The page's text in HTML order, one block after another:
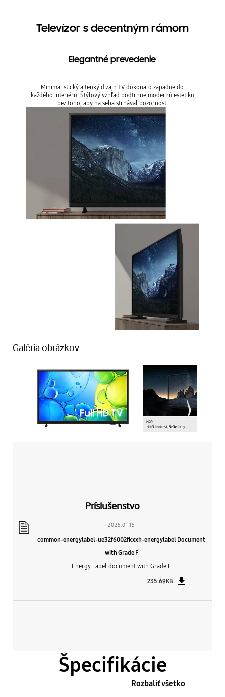
Televízor s decentným rámom
Elegantné prevedenie
Minimalistický a tenký dizajn TV dokonalo zapadne do
každého interiéru. Štýlový vzhľad podtrhne modernú estetiku
bez toho, aby na seba strhával pozornosť.
Galéria obrázkov
Príslušenstvo
2025.01.15
common-energylabel-ue32f6002fkxxh-energylabel Document
with Grade F
Energy Label document with Grade F
235.69KB
Špecifikácie
Rozbaliť všetko